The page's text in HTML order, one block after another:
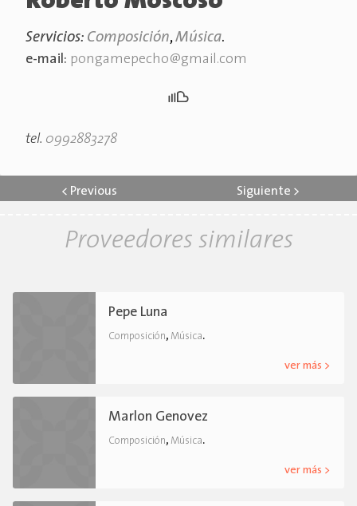
Servicios: Composición,Música.
e-mail: pongamepecho@gmail.com
tel. 0992883278
< Previous Siguiente >
Proveedores similares
Pepe Luna
Composición, Música.
ver más >
Marlon Genovez
Composición, Música.
ver más >